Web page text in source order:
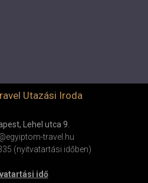
Utazási Iroda
Lehel utca 9.
travel.hu
(nyitvatartási időben)
idő